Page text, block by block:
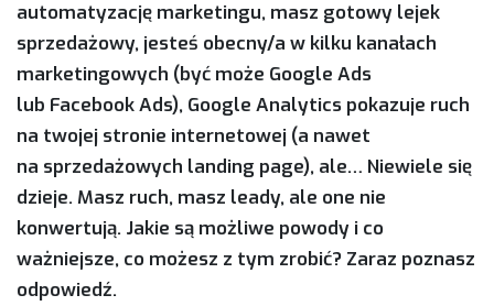
automatyzację marketingu, masz gotowy lejek
sprzedażowy, jesteś obecny/a w kilku kanałach
marketingowych (być może Google Ads
lub Facebook Ads), Google Analytics pokazuje ruch
na twojej stronie internetowej (a nawet
na sprzedażowych landing page), ale… Niewiele się
dzieje. Masz ruch, masz leady, ale one nie
konwertują. Jakie są możliwe powody i co
ważniejsze, co możesz z tym zrobić? Zaraz poznasz
odpowiedź.